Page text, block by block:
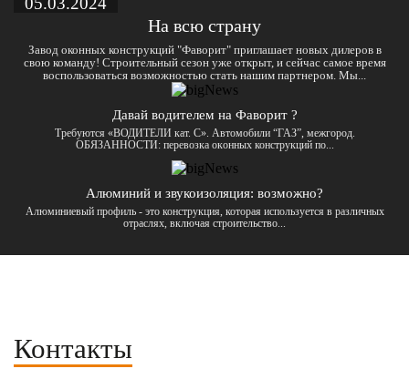
На всю страну
Завод оконных конструкций "Фаворит" приглашает новых дилеров в
свою команду! Строительный сезон уже открыт, и сейчас самое время
воспользоваться возможностью стать нашим партнером. Мы...
Давай водителем на Фаворит ?
Требуются «ВОДИТЕЛИ кат. С». Автомобили “ГАЗ”, межгород.
ОБЯЗАННОСТИ: перeвозка окoнных констpукций по...
Алюминий и звукоизоляция: возможно?
Алюминиевый профиль - это конструкция, которая используется в различных
отраслях, включая строительство...
Контакты